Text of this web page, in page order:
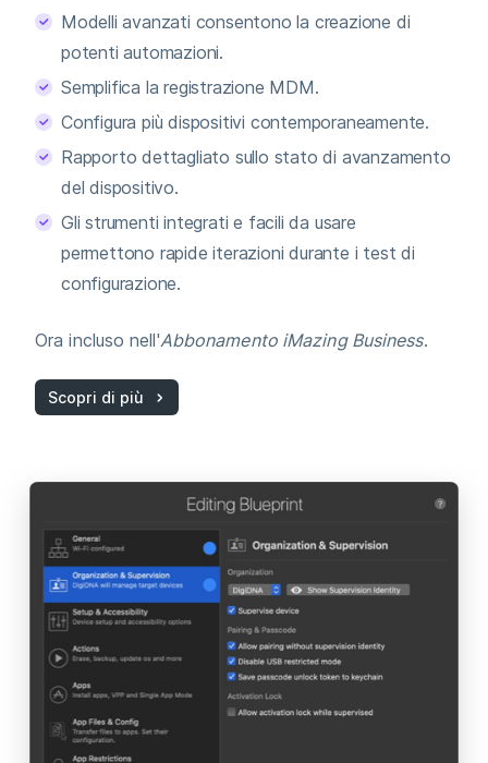
Modelli avanzati consentono la creazione di
potenti automazioni.
Semplifica la registrazione MDM.
Configura più dispositivi contemporaneamente.
Rapporto dettagliato sullo stato di avanzamento
del dispositivo.
Gli strumenti integrati e facili da usare
permettono rapide iterazioni durante i test di
configurazione.
Ora incluso nell'Abbonamento iMazing Business.
Scopri di più